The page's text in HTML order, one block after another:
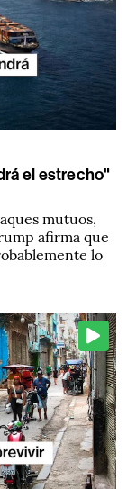
el estrecho"
mutuos,
afirma que
lo